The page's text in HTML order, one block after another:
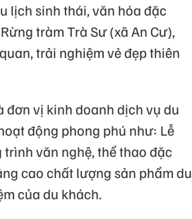
lịch sinh thái, văn hóa đặc
tràm Trà Sư (xã An Cư),
trải nghiệm vẻ đẹp thiên
đơn vị kinh doanh dịch vụ du
động phong phú như: Lễ
văn nghệ, thể thao đặc
cao chất lượng sản phẩm du
của du khách.